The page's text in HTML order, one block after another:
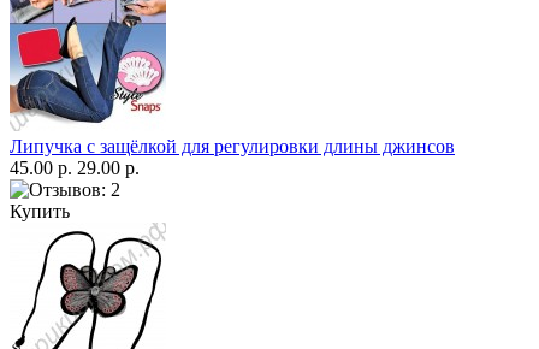
Липучка с защёлкой для регулировки длины джинсов
45.00 р. 29.00 р.
Купить